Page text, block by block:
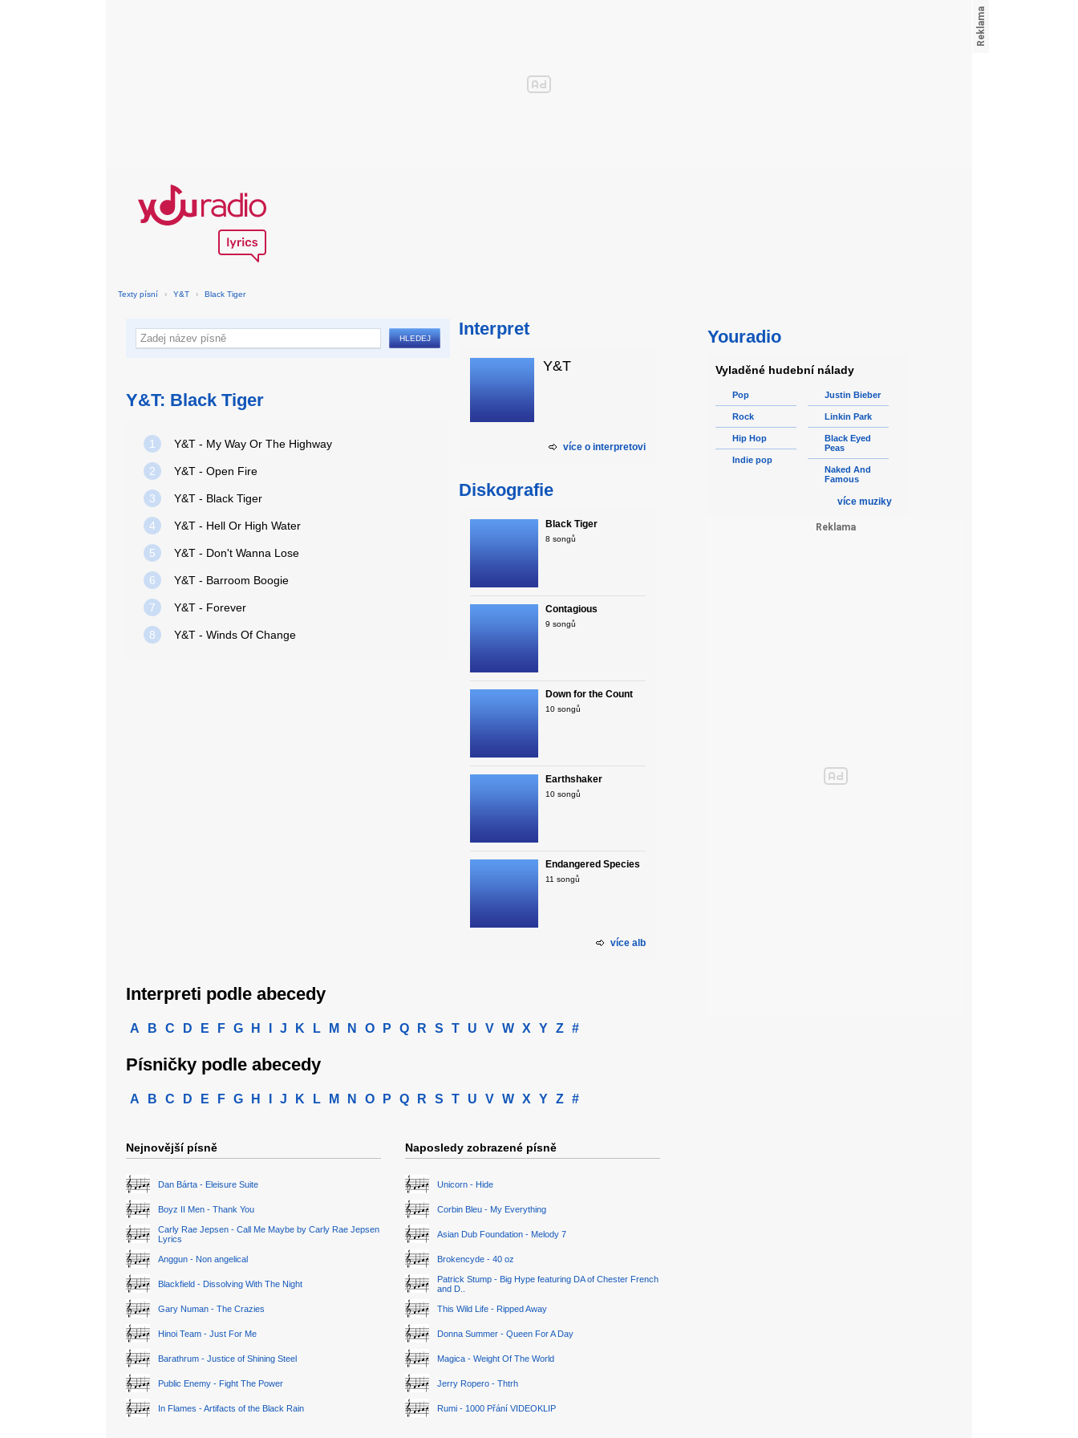
Texty písní › Y&T › Black Tiger
Y&T: Black Tiger
1 Y&T - My Way Or The Highway
2 Y&T - Open Fire
3 Y&T - Black Tiger
4 Y&T - Hell Or High Water
5 Y&T - Don't Wanna Lose
6 Y&T - Barroom Boogie
7 Y&T - Forever
8 Y&T - Winds Of Change
Interpret
Y&T
více o interpretovi
Diskografie
Black Tiger
8 songů
Contagious
9 songů
Down for the Count
10 songů
Earthshaker
10 songů
Endangered Species
11 songů
více alb
Interpreti podle abecedy
A B C D E F G H J K L M N O P Q R S T U V W X Y Z #
Písničky podle abecedy
A B C D E F G H J K L M N O P Q R S T U V W X Y Z #
Nejnovější písně
Dan Bárta - Eleisure Suite
Boyz II Men - Thank You
Carly Rae Jepsen - Call Me Maybe by Carly Rae Jepsen
Lyrics
Anggun - Non angelical
Blackfield - Dissolving With The Night
Gary Numan - The Crazies
Hinoi Team - Just For Me
Barathrum - Justice of Shining Steel
Public Enemy - Fight The Power
In Flames - Artifacts of the Black Rain
Naposledy zobrazené písně
Unicorn - Hide
Corbin Bleu - My Everything
Asian Dub Foundation - Melody 7
Brokencyde - 40 oz
Patrick Stump - Big Hype featuring DA of Chester French
and D..
This Wild Life - Ripped Away
Donna Summer - Queen For A Day
Magica - Weight Of The World
Jerry Ropero - Thtrh
Rumi - 1000 Přání VIDEOKLIP
Youradio
Vyladěné hudební nálady
Pop
Rock
Hip Hop
Indie pop
Justin Bieber
Linkin Park
Black Eyed
Peas
Naked And
Famous
více muziky